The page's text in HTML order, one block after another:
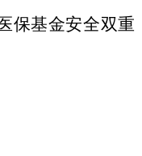
保基金安全双重